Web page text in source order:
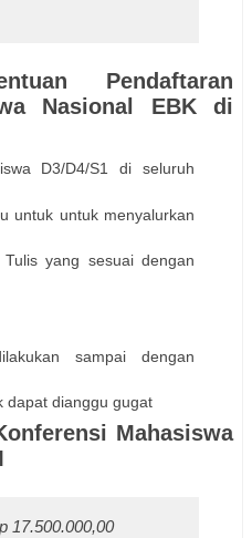
Pendaftaran
Nasional EBK di
D3/D4/S1 di seluruh
untuk untuk menyalurkan
yang sesuai dengan
sampai dengan
dapat dianggu gugat
Mahasiswa
17.500.000,00